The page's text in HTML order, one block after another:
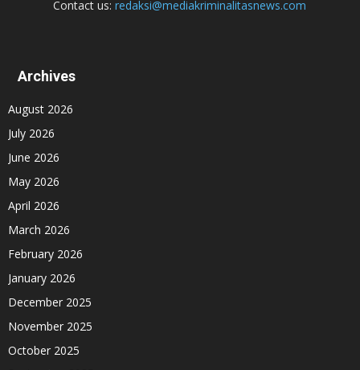
Contact us:redaksi@mediakriminalitasnews.com
Archives
August 2026
July 2026
June 2026
May 2026
April 2026
March 2026
February 2026
January 2026
December 2025
November 2025
October 2025